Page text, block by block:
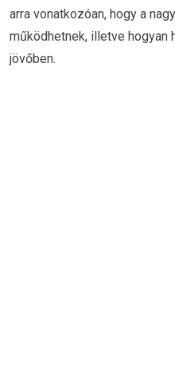
arra vonatkozóan, hogy a
működhetnek, illetve hogyan
jövőben.